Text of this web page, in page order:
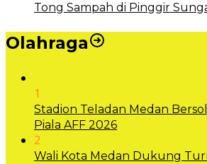
Tong Sampah di Pinggir
Olahraga
1
Stadion Teladan Medan
Piala AFF 2026
2
Wali Kota Medan Dukung